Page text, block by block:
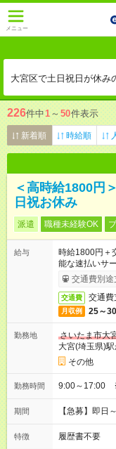
メニュー
大宮区で土日祝日が休み
226件中1 ～ 50件表示
新着順 時給順
＜高時給1800円
日祝お休み
派遣 職種未経験OK
給与
時給1800円
能な速払いサ
交通費別途
交通費 交通費
月収例 25～
勤務地
さいたま市大
大宮(埼玉県)
その他
勤務時間 9:00～17:00
期間 【急募】即日
特徴 履歴書不要